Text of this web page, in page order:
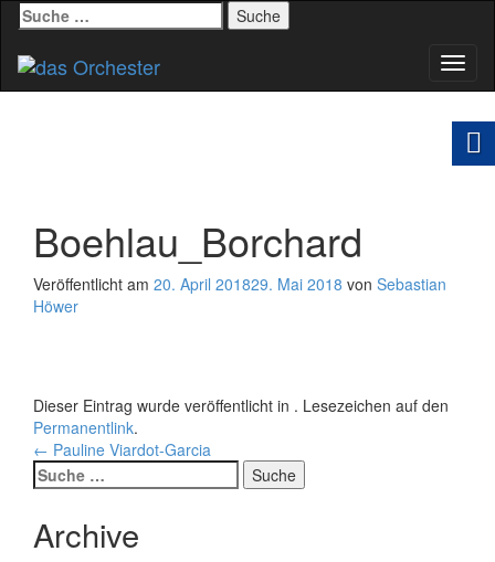
Suche
nach:
Boehlau_Borchard
Veröffentlicht am 20. April 201829. Mai 2018 von Sebastian
Höwer
Dieser Eintrag wurde veröffentlicht in . Lesezeichen auf den
Permanentlink.
Beitrags-
Navigation
← Pauline Viardot-Garcia
Suche
nach:
Archive